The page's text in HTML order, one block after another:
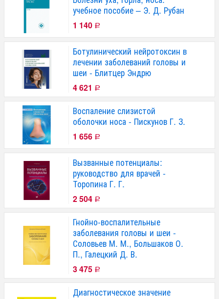
учебное пособие – Э. Д. Рубан
1 140 Р
Ботулинический нейротоксин в
лечении заболеваний головы и
шеи - Блитцер Эндрю
4 621 Р
Воспаление слизистой
оболочки носа - Пискунов Г. З.
1 656 Р
Вызванные потенциалы:
руководство для врачей -
Торопина Г. Г.
2 504 Р
Гнойно-воспалительные
заболевания головы и шеи -
Соловьев М. М., Большаков О.
П., Галецкий Д. В.
3 475 Р
Диагностическое значение